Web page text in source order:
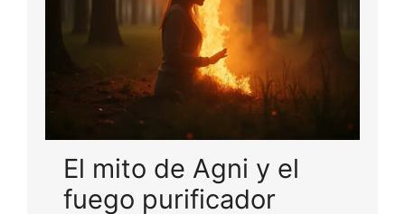
El mito de Agni y el
fuego purificador